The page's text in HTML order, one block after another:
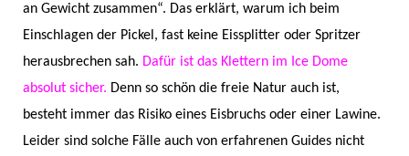
an Gewicht zusammen“. Das erklärt, warum ich beim
Einschlagen der Pickel, fast keine Eissplitter oder Spritzer
herausbrechen sah. Dafür ist das Klettern im Ice Dome
absolut sicher. Denn so schön die freie Natur auch ist,
besteht immer das Risiko eines Eisbruchs oder einer Lawine.
Leider sind solche Fälle auch von erfahrenen Guides nicht